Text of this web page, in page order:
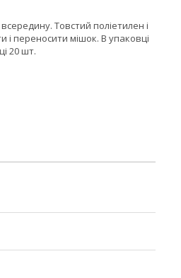
Товстий поліетилен і
і переносити мішок. В упаковці
20 шт.